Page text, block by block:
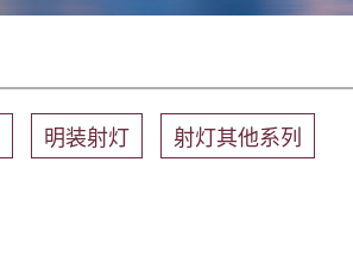
明装射灯 射灯其他系列